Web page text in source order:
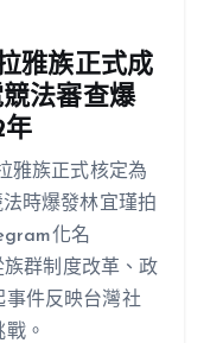
雅族正式成
法審查爆
年
雅族正式核定為
時爆發林宜瑾拍
化名
族群制度改革、政
事件反映台灣社
。